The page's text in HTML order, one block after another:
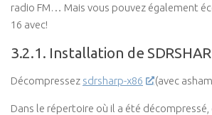
radio FM… Mais vous pouvez également
16 avec!
3.2.1. Installation de
Décompressez sdrsharp-x86 (avec
Dans le répertoire où il a été décompressé,